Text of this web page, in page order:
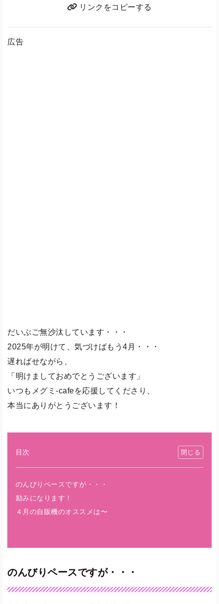
リンクをコピーする
広告
だいぶご無沙汰しています・・・
2025年が明けて、気づけばもう4月・・・
遅ればせながら、
「明けましておめでとうございます」
いつもメグミ-cafeを応援してくださり、
本当にありがとうございます！
目次
のんびりペースですが・・・
励みになります！
４月の自販機のオススメは〜
のんびりペースですが・・・